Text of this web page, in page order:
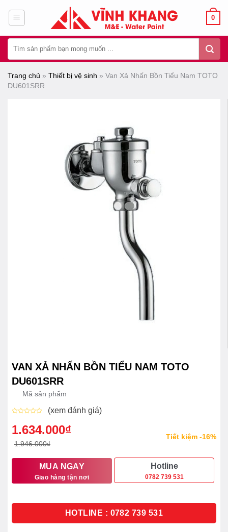
dung
0
kiếm:
Trang chủ » Thiết bị vệ sinh » Van Xả Nhấn Bồn Tiểu Nam TOTO
DU601SRR
VAN XẢ NHẤN BỒN TIỂU NAM TOTO
DU601SRR
Mã sản phẩm
xếp
hạng
5
(xem đánh giá)
1.946.000₫
Giá
gốc
1.946.000₫.
1.634.000₫
Giá
hiện
1.634.000₫.
Tiết kiệm -16%
MUA NGAY
Giao hàng tận nơi
Hotline
0782 739 531
HOTLINE : 0782 739 531